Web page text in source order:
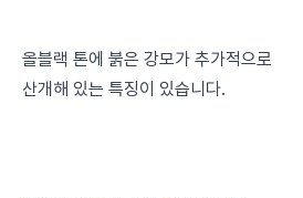
올블랙 톤에 붉은 강모가 추가적으로
산개해 있는 특징이 있습니다.